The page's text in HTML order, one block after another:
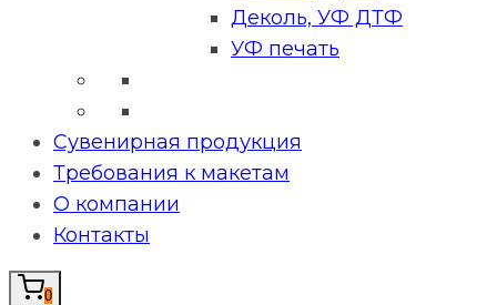
Деколь, УФ ДТФ
УФ печать
Сувенирная продукция
Требования к макетам
О компании
Контакты
0